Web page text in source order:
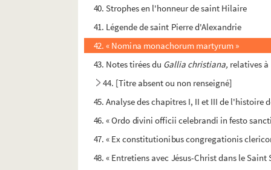
40. Strophes en l'honneur de saint Hilaire
41. Légende de saint Pierre d'Alexandrie
42. « Nomina monachorum martyrum »
43. Notes tirées du Gallia christiana, relatives
44. [Titre absent ou non renseigné]
45. Analyse des chapitres I, II et III de l'histoire
46. « Ordo divini officii celebrandi in festo
47. « Ex constitutionibus congregationis
48. « Entretiens avec Jésus-Christ dans le Saint